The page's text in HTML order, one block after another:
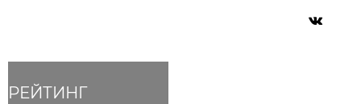
РЕЙТИНГ